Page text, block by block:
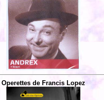
Operettes de Francis Lopez